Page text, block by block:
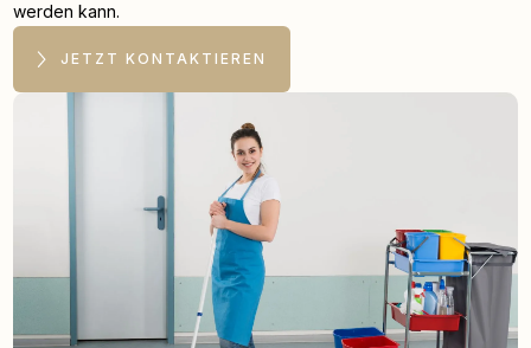
werden kann.
JETZT KONTAKTIEREN